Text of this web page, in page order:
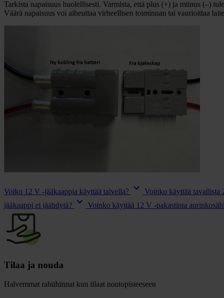
Tarkista napaisuus huolellisesti. Varmista, että plus (+) ja miinus (–)
Väärä napaisuus voi aiheuttaa virheellisen toiminnan tai vaurioittaa
Voiko 12 V -jääkaappia käyttää talvella? keyboard_arrow_down Voinko käyttää tavallista
jääkaappi ei jäähdytä? keyboard_arrow_down Voinko käyttää 12 V -pakastinta
Tilaa ja nouda
Halvemmat rahtihinnat kun tilaat noutopisteeseen